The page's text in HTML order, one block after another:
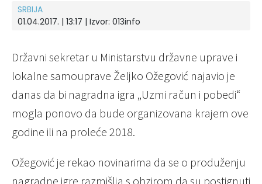
SRBIJA
01.04.2017. | 13:17 | Izvor: 013info
Državni sekretar u Ministarstvu državne uprave i
lokalne samouprave Željko Ožegović najavio je
danas da bi nagradna igra „Uzmi račun i pobedi“
mogla ponovo da bude organizovana krajem ove
godine ili na proleće 2018.
Ožegović je rekao novinarima da se o produženju
nagradne igre razmišlja s obzirom da su postignuti